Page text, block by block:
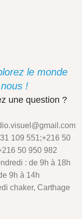
le monde
!
une question ?
109 551;+216 50
50 950 982
: de 9h à 18h
9h à 14h
chaker, Carthage